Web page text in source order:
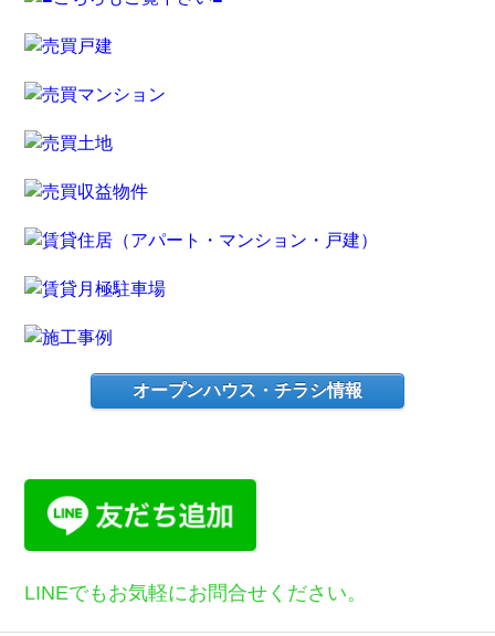
オープンハウス・チラシ情報
LINEでもお気軽にお問合せください。